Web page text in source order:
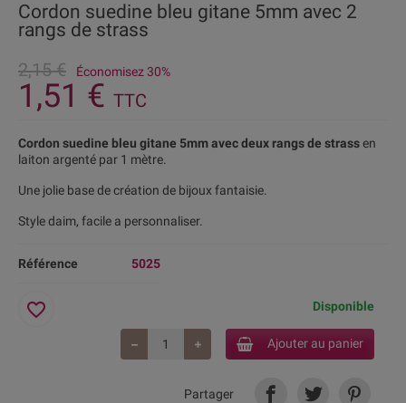
Cordon suedine bleu gitane 5mm avec 2
rangs de strass
2,15 €
Économisez 30%
1,51 € TTC
Cordon suedine bleu gitane 5mm avec deux rangs de strassen
laiton argenté par 1 mètre.
Une jolie base de création de bijoux fantaisie.
Style daim, facile a personnaliser.
Référence 5025
Disponible
Ajouter au panier
favorite_border
Partager